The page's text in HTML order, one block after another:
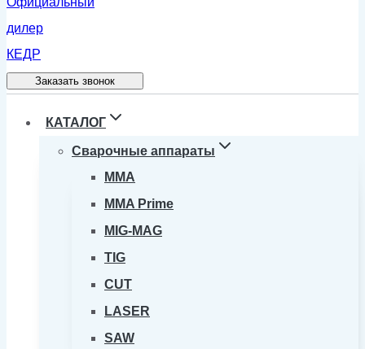
Заказать звонок
КАТАЛОГ
Сварочные аппараты
MMA
MMA Prime
MIG-MAG
TIG
CUT
LASER
SAW